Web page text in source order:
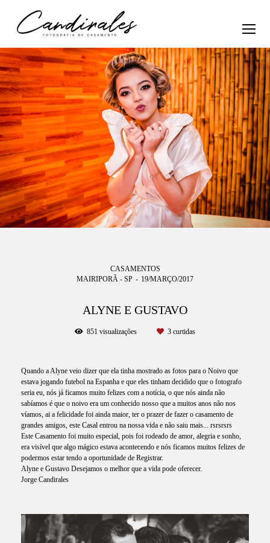
CASAMENTOS
MAIRIPORÃ - SP
19/MARÇO/2017
ALYNE E GUSTAVO
851 visualizações 3 curtidas
Quando a Alyne veio dizer que ela tinha mostrado as fotos para o Noivo que
estava jogando futebol na Espanha e que eles tinham decidido que o fotografo
seria eu, nós já ficamos muito felizes com a notícia, o que nós ainda não
sabíamos é que o noivo era um conhecido nosso que a muitos anos não nos
víamos, ai a felicidade foi ainda maior, ter o prazer de fazer o casamento de
grandes amigos, este Casal entrou na nossa vida e não saiu mais... rsrsrsrs
Este Casamento foi muito especial, pois foi rodeado de amor, alegria e sonho,
era visível que algo mágico estava acontecendo e nós ficamos muitos felizes de
podermos estar tendo a oportunidade de Registrar.
Alyne e Gustavo Desejamos o melhor que a vida pode oferecer.
Jorge Candirales